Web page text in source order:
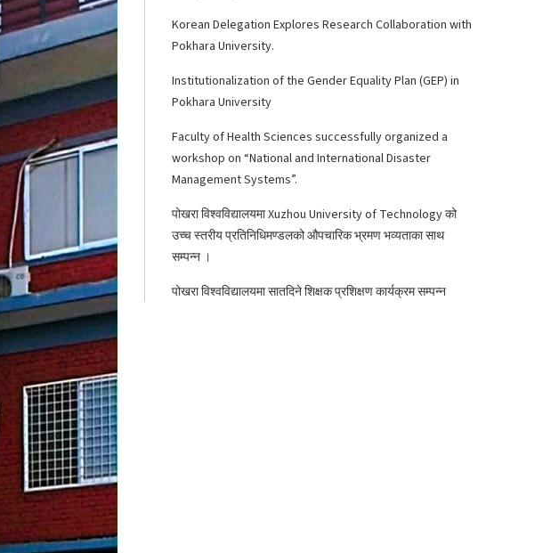
Korean Delegation Explores Research Collaboration with
Pokhara University.
Institutionalization of the Gender Equality Plan (GEP) in
Pokhara University
Faculty of Health Sciences successfully organized a
workshop on “National and International Disaster
Management Systems”.
पोखरा विश्वविद्यालयमा Xuzhou University of Technology को
उच्च स्तरीय प्रतिनिधिमण्डलको औपचारिक भ्रमण भव्यताका साथ
सम्पन्न ।
पोखरा विश्वविद्यालयमा सातदिने शिक्षक प्रशिक्षण कार्यक्रम सम्पन्न